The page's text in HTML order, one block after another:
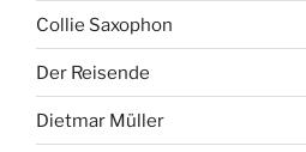
Collie Saxophon
Der Reisende
Dietmar Müller